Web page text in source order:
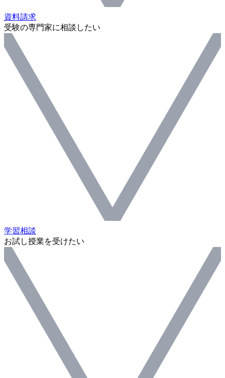
資料請求
受験の専門家に相談したい
学習相談
お試し授業を受けたい